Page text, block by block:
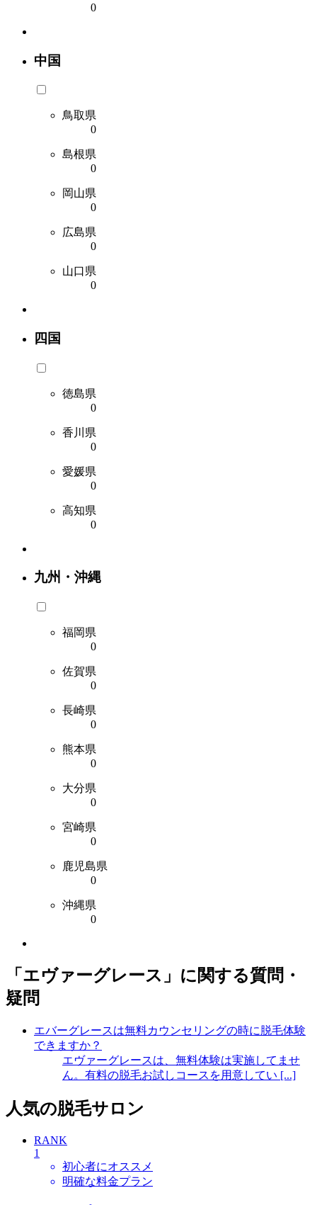
0
中国
鳥取県
0
島根県
0
岡山県
0
広島県
0
山口県
0
四国
徳島県
0
香川県
0
愛媛県
0
高知県
0
九州・沖縄
福岡県
0
佐賀県
0
長崎県
0
熊本県
0
大分県
0
宮崎県
0
鹿児島県
0
沖縄県
0
「エヴァーグレース」に関する質問・
疑問
エバーグレースは無料カウンセリングの時に脱毛体験
できますか？
エヴァーグレースは、無料体験は実施してませ
ん。有料の脱毛お試しコースを用意してい [...]
人気の脱毛サロン
RANK
1
初心者にオススメ
明確な料金プラン